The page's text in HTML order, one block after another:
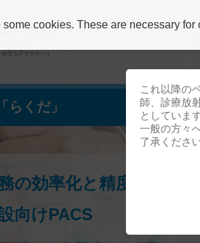
営をITでサポート
らくだ」
の効率化と精度向上を実
向けPACS
これ以降の
師、診療放
としています
一般の方々
了承ください
cookies. These are necessary